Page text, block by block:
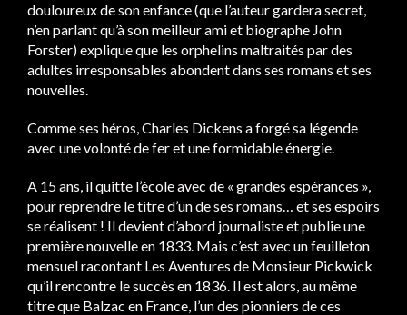
douloureux de son enfance (que l’auteur gardera secret,
n’en parlant qu’à son meilleur ami et biographe John
Forster) explique que les orphelins maltraités par des
adultes irresponsables abondent dans ses romans et ses
nouvelles.
Comme ses héros, Charles Dickens a forgé sa légende
avec une volonté de fer et une formidable énergie.
A 15 ans, il quitte l’école avec de « grandes espérances »,
pour reprendre le titre d’un de ses romans… et ses espoirs
se réalisent ! Il devient d’abord journaliste et publie une
première nouvelle en 1833. Mais c’est avec un feuilleton
mensuel racontant Les Aventures de Monsieur Pickwick
qu’il rencontre le succès en 1836. Il est alors, au même
titre que Balzac en France, l’un des pionniers de ces